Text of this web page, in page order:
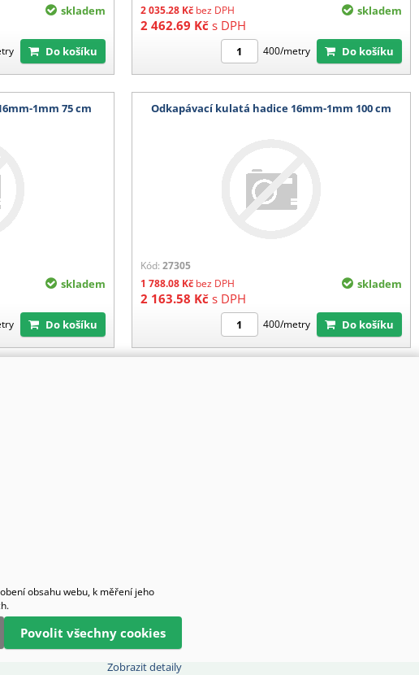
skladem
Do košíku
2 035.28 Kč bez DPH
2 462.69 Kč s DPH
skladem
400/metry Do košíku
1mm 75 cm
skladem
Do košíku
Odkapávací kulatá hadice 16mm-1mm 100 cm
Kód:27305
1 788.08 Kč bez DPH
2 163.58 Kč s DPH
skladem
400/metry Do košíku
obsahu webu, k měření jeho
Povolit všechny cookies
Zobrazit detaily